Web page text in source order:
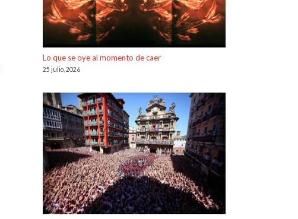
Lo que se oye al momento de caer
25 julio, 2026